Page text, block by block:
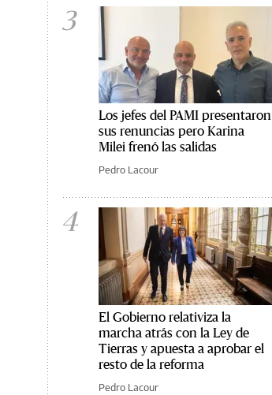
3
Los jefes del PAMI presentaron
sus renuncias pero Karina
Milei frenó las salidas
Pedro Lacour
4
El Gobierno relativiza la
marcha atrás con la Ley de
Tierras y apuesta a aprobar el
resto de la reforma
Pedro Lacour